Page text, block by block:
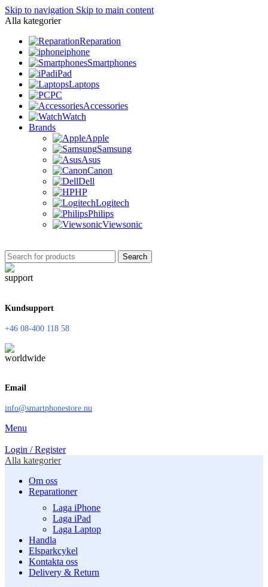
Skip to navigation Skip to main content
Alla kategorier
Reparation
iphone
Smartphones
iPad
Laptops
PC
Accessories
Watch
Brands
Apple
Samsung
Asus
Canon
Dell
HP
Logitech
Philips
Viewsonic
Search
Kundsupport
+46 08-400 118 58
Email
info@smartphonestore.nu
Menu
Login / Register
Alla kategorier
Om oss
Reparationer
Laga iPhone
Laga iPad
Laga Laptop
Handla
Elsparkcykel
Kontakta oss
Delivery & Return